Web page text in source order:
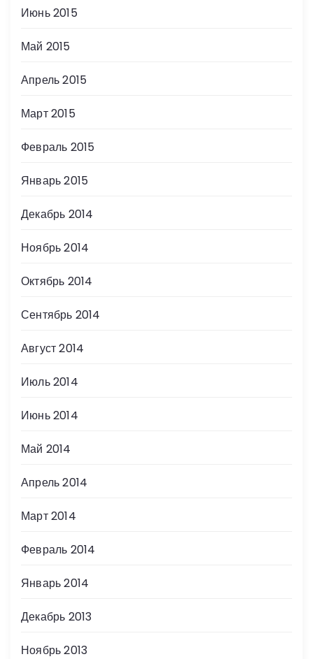
Июнь 2015
Май 2015
Апрель 2015
Март 2015
Февраль 2015
Январь 2015
Декабрь 2014
Ноябрь 2014
Октябрь 2014
Сентябрь 2014
Август 2014
Июль 2014
Июнь 2014
Май 2014
Апрель 2014
Март 2014
Февраль 2014
Январь 2014
Декабрь 2013
Ноябрь 2013